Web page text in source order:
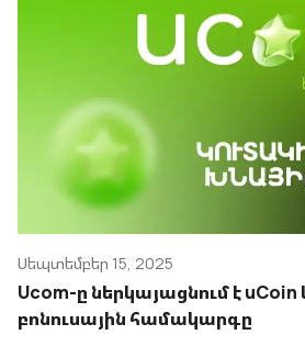
Սեպտեմբեր 15, 2025
Ucom-ը ներկայացնում է
բոնուսային համակարգը